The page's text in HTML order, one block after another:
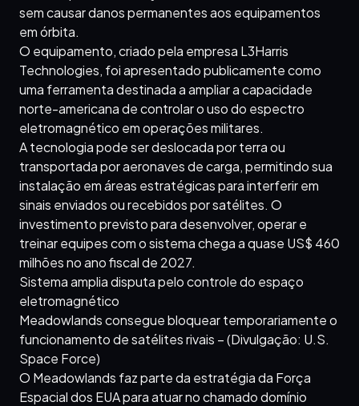
sem causar danos permanentes aos equipamentos
em órbita.
O equipamento, criado pela empresa L3Harris
Technologies, foi apresentado publicamente como
uma ferramenta destinada a ampliar a capacidade
norte-americana de controlar o uso do espectro
eletromagnético em operações militares.
A tecnologia pode ser deslocada por terra ou
transportada por aeronaves de carga, permitindo sua
instalação em áreas estratégicas para interferir em
sinais enviados ou recebidos por satélites. O
investimento previsto para desenvolver, operar e
treinar equipes com o sistema chega a quase US$ 460
milhões no ano fiscal de 2027.
Sistema amplia disputa pelo controle do espaço
eletromagnético
Meadowlands consegue bloquear temporariamente o
funcionamento de satélites rivais – (Divulgação: U.S.
Space Force)
O Meadowlands faz parte da estratégia da Força
Espacial dos EUA para atuar no chamado domínio